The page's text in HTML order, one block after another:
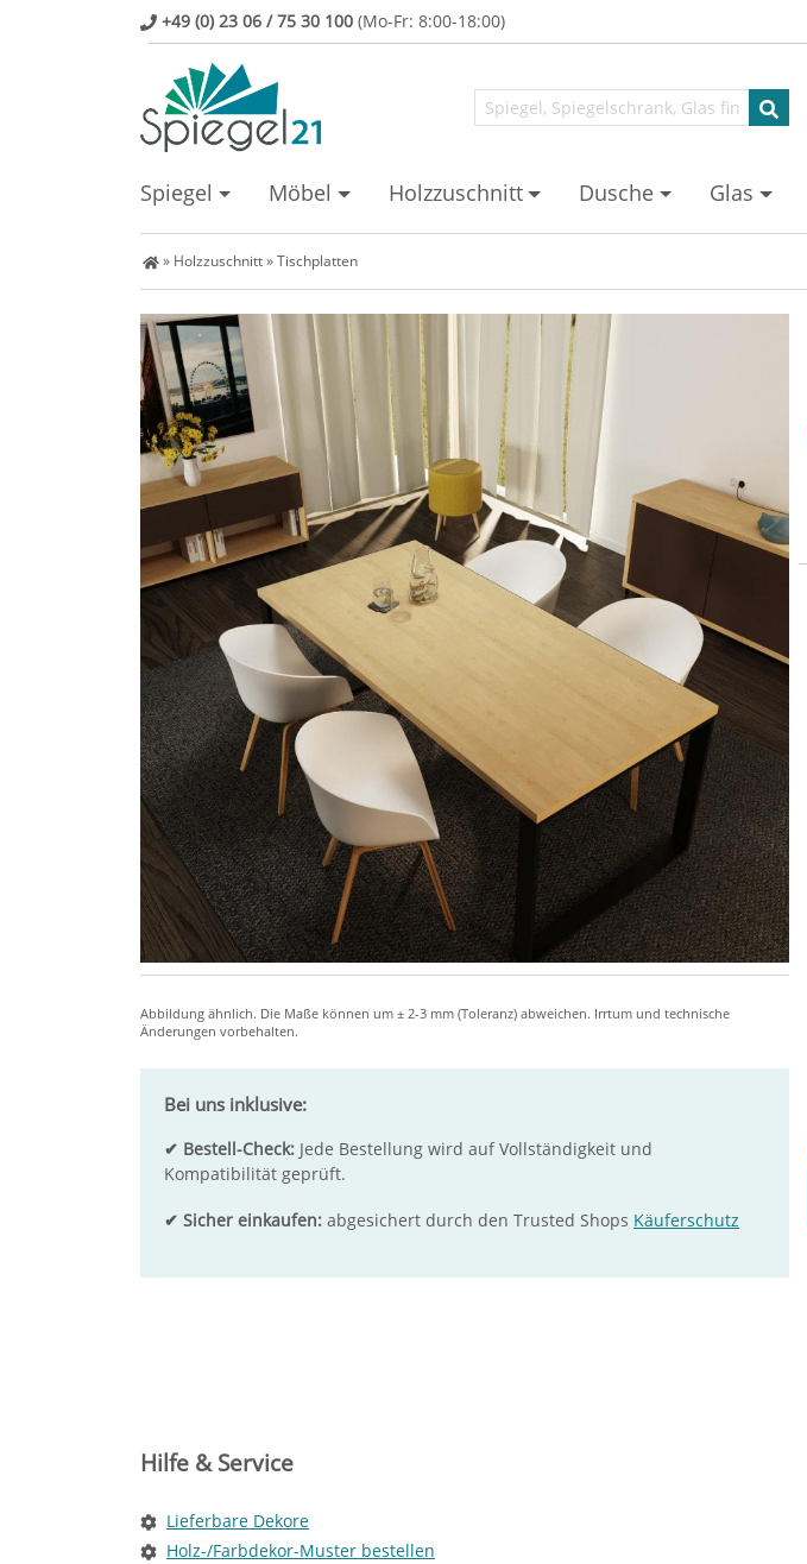
+49 (0) 23 06 / 75 30 100 (Mo-Fr: 8:00-18:00)
Spiegel Möbel Holzzuschnitt Dusche Glas
Spiegel Shop
» Holzzuschnitt»Tischplatten
Hilfe & Service
Lieferbare Dekore
Holz-/Farbdekor-Muster bestellen
Bei uns inklusive:
✔ Bestell-Check: Jede Bestellung wird auf Vollständigkeit und
Kompatibilität geprüft.
✔ Sicher einkaufen: abgesichert durch den Trusted Shops Käuferschutz